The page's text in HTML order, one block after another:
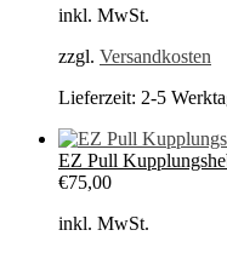
inkl. MwSt.
zzgl. Versandkosten
Lieferzeit: 2-5
EZ Pull
€75,00
inkl. MwSt.